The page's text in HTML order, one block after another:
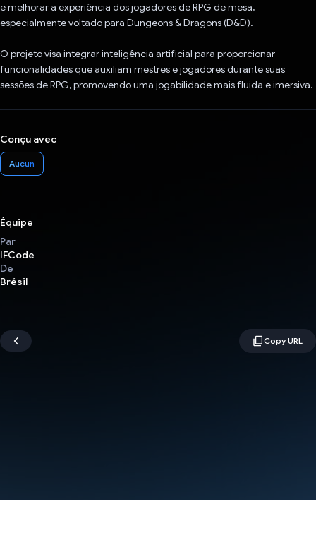
e melhorar a experiência dos jogadores de RPG de mesa,
especialmente voltado para Dungeons & Dragons (D&D).
O projeto visa integrar inteligência artificial para proporcionar
funcionalidades que auxiliam mestres e jogadores durante suas
sessões de RPG, promovendo uma jogabilidade mais fluida e imersiva.
Conçu avec
Aucun
Équipe
Par
IFCode
De
Brésil